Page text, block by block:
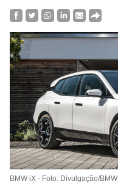
BMW iX - Foto: Divulgação/BMW